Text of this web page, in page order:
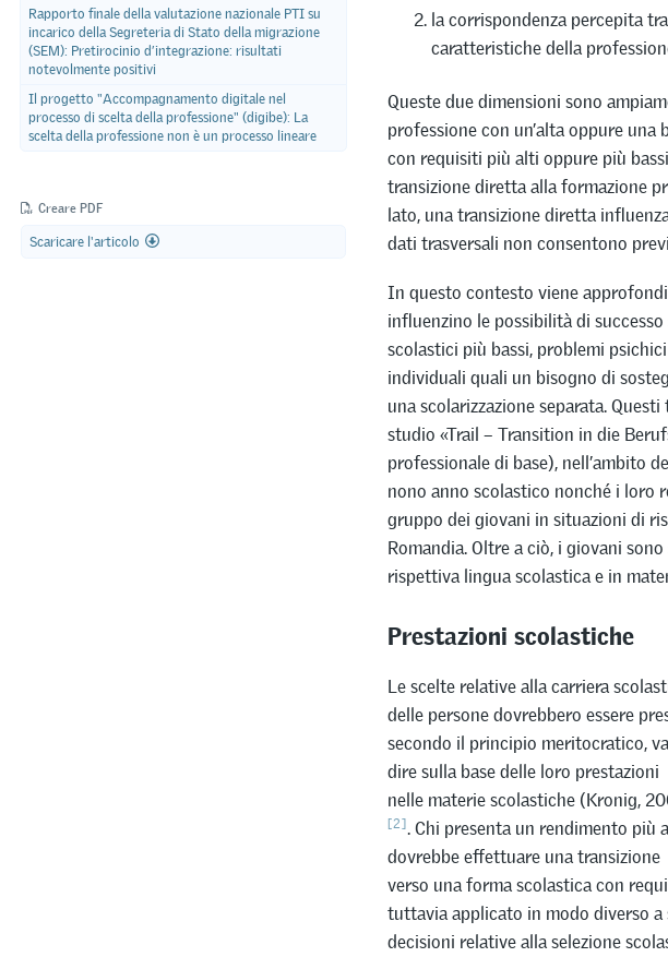
Rapporto finale della valutazione nazionale PTI su
incarico della Segreteria di Stato della migrazione
(SEM): Pretirocinio d’integrazione: risultati
notevolmente positivi
Il progetto "Accompagnamento digitale nel
processo di scelta della professione" (digibe): La
scelta della professione non è un processo lineare
Creare PDF
Scaricare l'articolo
la corrispondenza percepita
caratteristiche della
Queste due dimensioni sono
professione con un’alta oppure
con requisiti più alti oppure più
transizione diretta alla formazione
lato, una transizione diretta
dati trasversali non consentono
In questo contesto viene
influenzino le possibilità di
scolastici più bassi, problemi
individuali quali un bisogno di
una scolarizzazione separata.
studio «Trail – Transition in die
professionale di base), nell’ambito
nono anno scolastico nonché i loro
gruppo dei giovani in situazioni di
Romandia. Oltre a ciò, i giovani
rispettiva lingua scolastica e in
Prestazioni scolastiche
Le scelte relative alla carriera
delle persone dovrebbero essere
secondo il principio meritocratico,
dire sulla base delle loro prestazioni
nelle materie scolastiche (Kronig,
[2]. Chi presenta un rendimento più
dovrebbe effettuare una transizione
verso una forma scolastica con
tuttavia applicato in modo diverso
decisioni relative alla selezione